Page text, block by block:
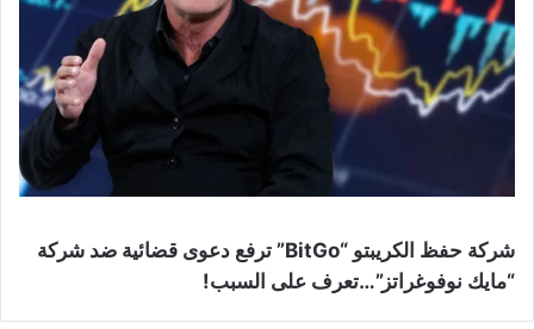
شركة حفظ الكريبتو “BitGo” ترفع دعوى قضائية ضد شركة
“مايك نوفوغراتز”…تعرف على السبب!